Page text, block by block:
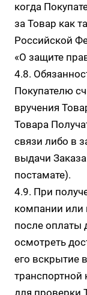
когда
за Товар как
Российской
«О защите
4.8.
Покупателю
вручения
Товара
связи либо в
выдачи
постамате).
4.9. При
компании или
после оплаты
осмотреть
его вскрытие
для проверки